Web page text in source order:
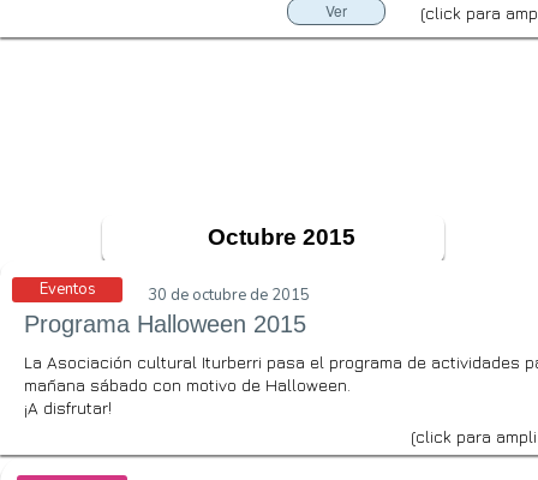
Ver
(click para
Octubre 2015
Eventos 30 de octubre de 2015
Programa Halloween 2015
La Asociación cultural Iturberri pasa el programa de actividades
mañana sábado con motivo de Halloween.
¡A disfrutar!
(click para